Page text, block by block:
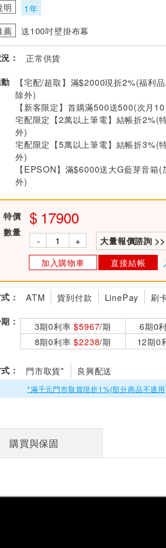
明
1年
薦
送100吋壁掛布幕
： 正常供貨
【宅配/超取】滿$2000現折2%(福利
除外)
【新客限定】首購滿500送500(次月
宅配限定【2萬以上筆電】結帳折2%(
外)
宅配限定【5萬以上筆電】結帳折3%(
外)
【EPSON】滿$6000送大G藍芽音箱(
外)
特價 17900
數量
- + 大量報價諮詢 >>
加入購物車 直接結帳
： ATM 貨到付款 LinePay 刷
： 3期0利率$5967/期 6期0
8期0利率$2238/期 12期0
： 門市取貨* 良興配送
*滿千元門市取貨現折1%(部分商品不適
購買與保固